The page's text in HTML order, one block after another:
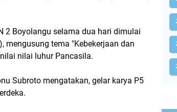
2 Boyolangu selama dua hari dimulai
tema "Kebekerjaan dan
nilai luhur Pancasila.
Subroto mengatakan, gelar karya P5